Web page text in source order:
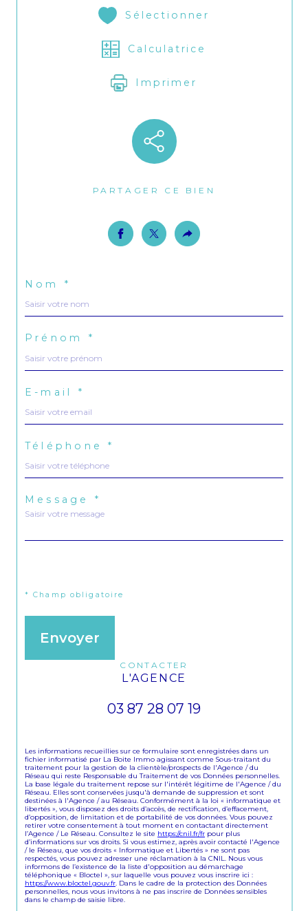
Sélectionner
Calculatrice
Imprimer
PARTAGER CE BIEN
Nom *
Prénom *
E-mail *
Téléphone *
Message *
* Champ obligatoire
Envoyer
CONTACTER
L'AGENCE
03 87 28 07 19
Les informations recueillies sur ce formulaire sont enregistrées dans un
fichier informatisé par La Boite Immo agissant comme Sous-traitant du
traitement pour la gestion de la clientèle/prospects de l'Agence / du
Réseau qui reste Responsable du Traitement de vos Données personnelles.
La base légale du traitement repose sur l'intérêt légitime de l'Agence / du
Réseau. Elles sont conservées jusqu'à demande de suppression et sont
destinées à l'Agence / au Réseau. Conformément à la loi « informatique et
libertés », vous disposez des droits d’accès, de rectification, d’effacement,
d’opposition, de limitation et de portabilité de vos données. Vous pouvez
retirer votre consentement à tout moment en contactant directement
l’Agence / Le Réseau. Consultez le site https://cnil.fr/fr pour plus
d’informations sur vos droits. Si vous estimez, après avoir contacté l'Agence
/ le Réseau, que vos droits « Informatique et Libertés » ne sont pas
respectés, vous pouvez adresser une réclamation à la CNIL. Nous vous
informons de l’existence de la liste d'opposition au démarchage
téléphonique « Bloctel », sur laquelle vous pouvez vous inscrire ici :
https://www.bloctel.gouv.fr . Dans le cadre de la protection des Données
personnelles, nous vous invitons à ne pas inscrire de Données sensibles
dans le champ de saisie libre.